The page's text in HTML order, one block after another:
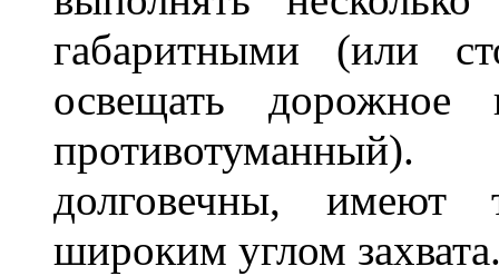
габаритными (или
освещать
долговечны, имеют
широким углом